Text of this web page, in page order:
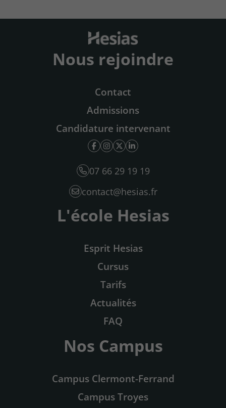
Nous rejoindre
Contact
Admissions
Candidature intervenant
07 66 29 19 19
contact@hesias.fr
L'école Hesias
Esprit Hesias
Cursus
Tarifs
Actualités
FAQ
Nos Campus
Campus Clermont-Ferrand
Campus Troyes